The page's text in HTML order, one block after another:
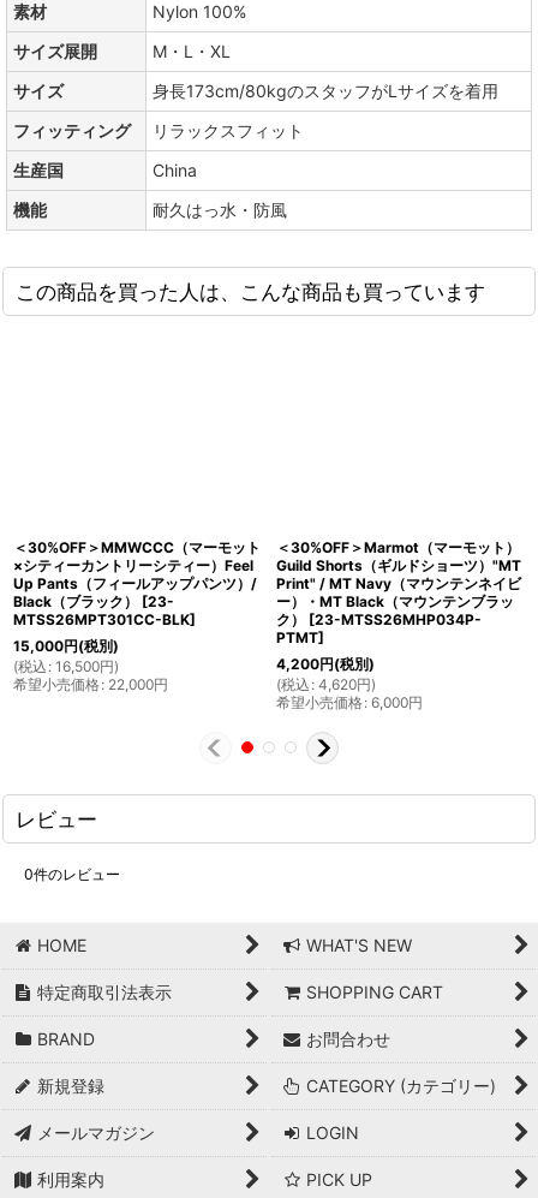
素材
Nylon 100%
サイズ展開
M・L・XL
サイズ
身長173cm/80kgのスタッフがLサイズを着用
フィッティング
リラックスフィット
生産国
China
機能
耐久はっ水・防風
この商品を買った人は、こんな商品も買っています
＜30%OFF＞MMWCCC（マーモット
×シティーカントリーシティー）Feel
Up Pants（フィールアップパンツ）/
Black（ブラック）
[23-
MTSS26MPT301CC-BLK]
15,000円(税別)
(税込 : 16,500円)
希望小売価格: 22,000円
＜30%OFF＞Marmot（マーモット）
Guild Shorts（ギルドショーツ）"MT
Print" / MT Navy（マウンテンネイビ
ー）・MT Black（マウンテンブラッ
ク）
[23-MTSS26MHP034P-
PTMT]
4,200円(税別)
(税込 : 4,620円)
希望小売価格: 6,000円
レビュー
0件のレビュー
HOME WHAT'S NEW
特定商取引法表示 SHOPPING CART
BRAND お問合わせ
新規登録 CATEGORY (カテゴリー)
メールマガジン LOGIN
利用案内 PICK UP